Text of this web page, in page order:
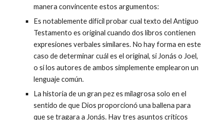
manera convincente estos argumentos:
Es notablemente difícil probar cual texto del Antiguo
Testamento es original cuando dos libros contienen
expresiones verbales similares. No hay forma en este
caso de determinar cuál es el original, si Jonás o Joel,
o si los autores de ambos simplemente emplearon un
lenguaje común.
La historia de un gran pez es milagrosa solo en el
sentido de que Dios proporcionó una ballena para
que se tragara a Jonás. Hay tres asuntos críticos